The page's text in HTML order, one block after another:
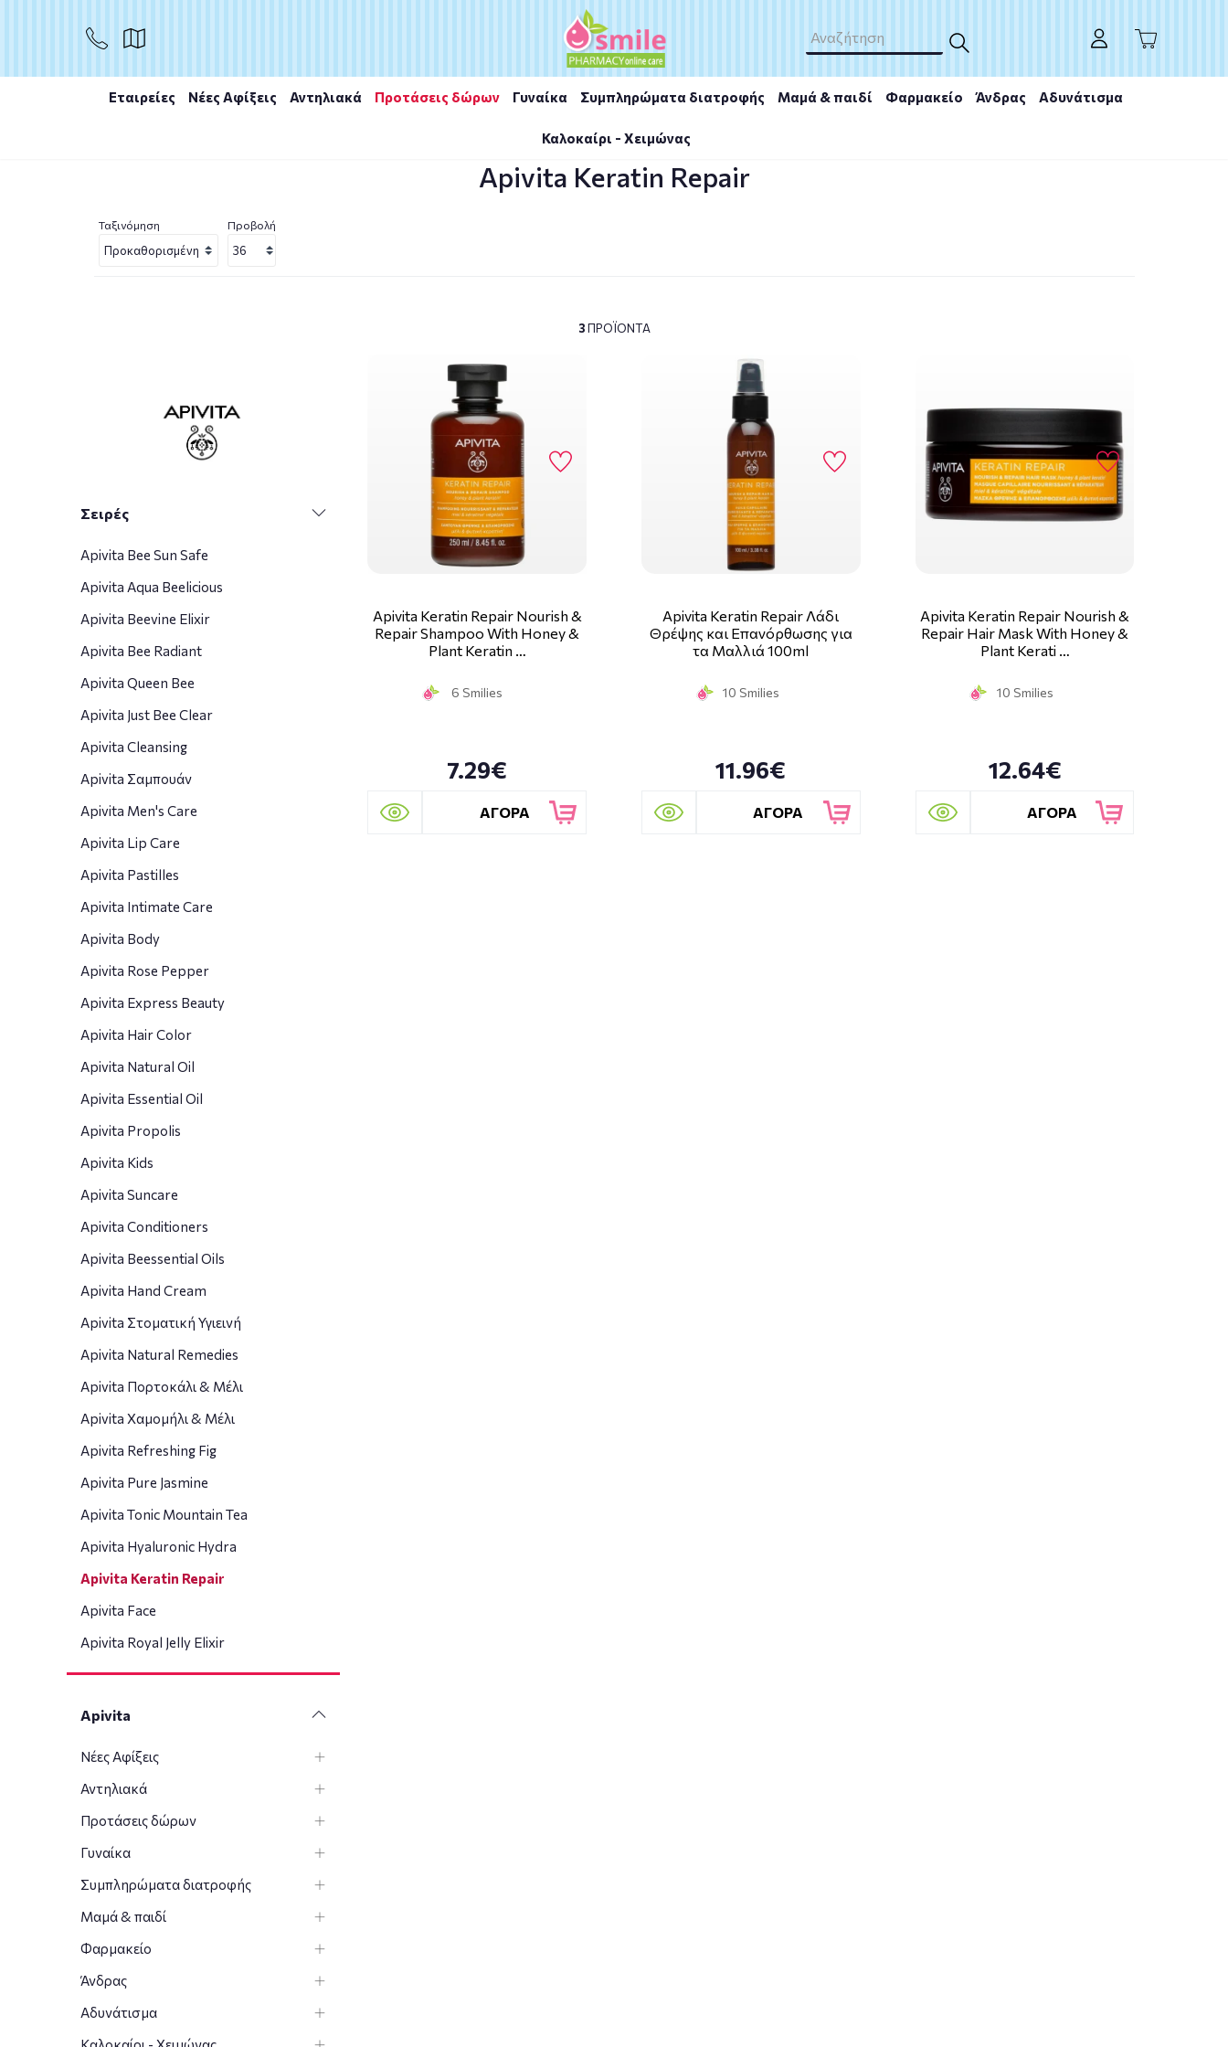
Εταιρείες Νέες Αφίξεις Αντηλιακά Προτάσεις δώρων Γυναίκα Συμπληρώματα διατροφής Μαμά & παιδί Φαρμακείο Άνδρας Αδυνάτισμα
Καλοκαίρι - Χειμώνας
Apivita Keratin Repair
Ταξινόμηση Προβολή
3ΠΡΟΪΌΝΤΑ
Σειρές
Apivita Bee Sun Safe
Apivita Aqua Beelicious
Apivita Beevine Elixir
Apivita Bee Radiant
Apivita Queen Bee
Apivita Just Bee Clear
Apivita Cleansing
Apivita Σαμπουάν
Apivita Men's Care
Apivita Lip Care
Apivita Pastilles
Apivita Intimate Care
Apivita Body
Apivita Rose Pepper
Apivita Express Beauty
Apivita Hair Color
Apivita Natural Oil
Apivita Essential Oil
Apivita Propolis
Apivita Kids
Apivita Suncare
Apivita Conditioners
Apivita Beessential Oils
Apivita Hand Cream
Apivita Στοματική Υγιεινή
Apivita Natural Remedies
Apivita Πορτοκάλι & Μέλι
Apivita Χαμομήλι & Μέλι
Apivita Refreshing Fig
Apivita Pure Jasmine
Apivita Tonic Mountain Tea
Apivita Hyaluronic Hydra
Apivita Keratin Repair
Apivita Face
Apivita Royal Jelly Elixir
Apivita
Νέες Αφίξεις
Αντηλιακά
Προτάσεις δώρων
Γυναίκα
Συμπληρώματα διατροφής
Μαμά & παιδί
Φαρμακείο
Άνδρας
Αδυνάτισμα
Apivita Keratin Repair Nourish &
Repair Shampoo With Honey &
Plant Keratin …
6 Smilies
7.29€
ΑΓΟΡΑ
Apivita Keratin Repair Λάδι
Θρέψης και Επανόρθωσης για
τα Μαλλιά 100ml
10 Smilies
11.96€
ΑΓΟΡΑ
Apivita Keratin Repair Nourish &
Repair Hair Mask With Honey &
Plant Kerati …
10 Smilies
12.64€
ΑΓΟΡΑ